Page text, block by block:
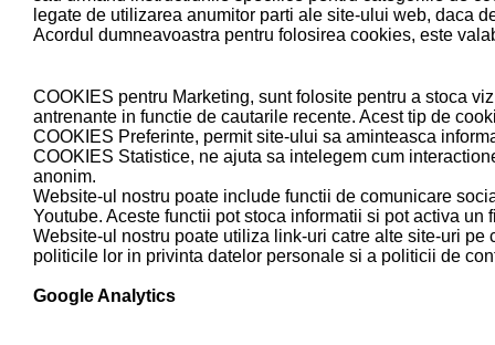
legate de utilizarea anumitor parti ale site-ului web, daca
Acordul dumneavoastra pentru folosirea cookies, este
COOKIES pentru Marketing, sunt folosite pentru a stoca
antrenante in functie de cautarile recente. Acest tip de
COOKIES Preferinte, permit site-ului sa aminteasca
COOKIES Statistice, ne ajuta sa intelegem cum
anonim.
Website-ul nostru poate include functii de comunicare
Youtube. Aceste functii pot stoca informatii si pot activa
Website-ul nostru poate utiliza link-uri catre alte site-uri
politicile lor in privinta datelor personale si a politicii de
Google Analytics